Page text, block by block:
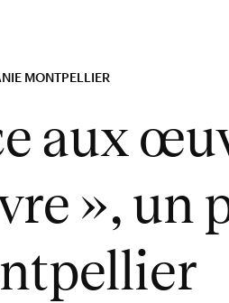
MONTPELLIER
aux
», un